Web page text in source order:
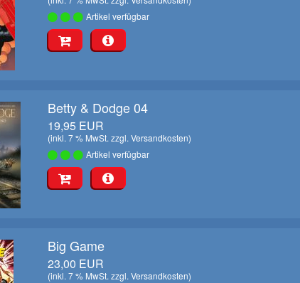
Artikel verfügbar
Betty & Dodge 04
19,95 EUR
(inkl. 7 % MwSt. zzgl. Versandkosten)
Artikel verfügbar
Big Game
23,00 EUR
(inkl. 7 % MwSt. zzgl. Versandkosten)